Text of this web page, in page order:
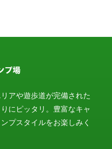
アや遊歩道が完備された
にピッタリ。豊富なキャ
プスタイルをお楽しみく